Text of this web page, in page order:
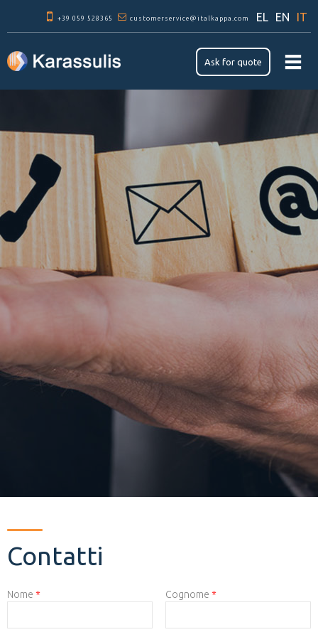
main
content
+39 059 528365 customerservice@italkappa.com EL EN IT
Ask for quote
Contatti
Nome * Cognome *
CAPTCHA
This
for testing